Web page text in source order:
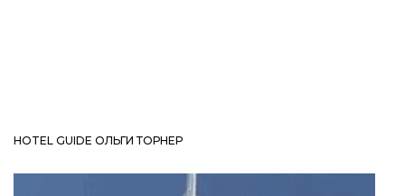
HOTEL GUIDE ОЛЬГИ ТОРНЕР